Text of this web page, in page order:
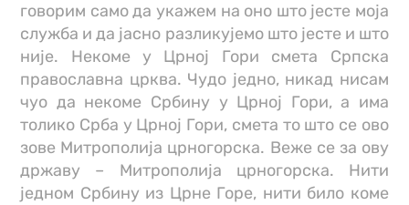
говорим само да укажем на оно што јесте моја
служба и да јасно разликујемо што јесте и што
није. Некоме у Црној Гори смета Српска
православна црква. Чудо једно, никад нисам
чуо да некоме Србину у Црној Гори, а има
толико Срба у Црној Гори, смета то што се ово
зове Митрополија црногорска. Веже се за ову
државу – Митрополија црногорска. Нити
једном Србину из Црне Горе, нити било коме